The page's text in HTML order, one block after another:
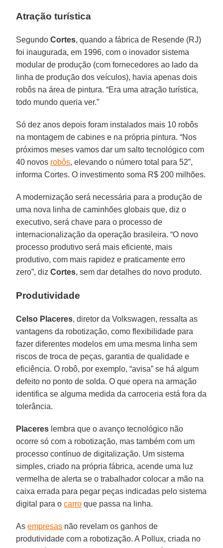
Atração turística
SegundoCortes, quando a fábrica de Resende (RJ)
foi inaugurada, em 1996, com o inovador sistema
modular de produção (com fornecedores ao lado da
linha de produção dos veículos), havia apenas dois
robôs na área de pintura. “Era uma atração turística,
todo mundo queria ver.”
Só dez anos depois foram instalados mais 10 robôs
na montagem de cabines e na própria pintura. “Nos
próximos meses vamos dar um salto tecnológico com
40 novos robôs, elevando o número total para 52”,
informa Cortes. O investimento soma R$ 200 milhões.
A modernização será necessária para a produção de
uma nova linha de caminhões globais que, diz o
executivo, será chave para o processo de
internacionalização da operação brasileira. “O novo
processo produtivo será mais eficiente, mais
produtivo, com mais rapidez e praticamente erro
zero”, dizCortes, sem dar detalhes do novo produto.
Produtividade
Celso Placeres, diretor da Volkswagen, ressalta as
vantagens da robotização, como flexibilidade para
fazer diferentes modelos em uma mesma linha sem
riscos de troca de peças, garantia de qualidade e
eficiência. O robô, por exemplo, “avisa” se há algum
defeito no ponto de solda. O que opera na armação
identifica se alguma medida da carroceria está fora da
tolerância.
Placeres lembra que o avanço tecnológico não
ocorre só com a robotização, mas também com um
processo contínuo de digitalização. Um sistema
simples, criado na própria fábrica, acende uma luz
vermelha de alerta se o trabalhador colocar a mão na
caixa errada para pegar peças indicadas pelo sistema
digital para ocarro que passa na linha.
Asempresas não revelam os ganhos de
produtividade com a robotização. A Pollux, criada no